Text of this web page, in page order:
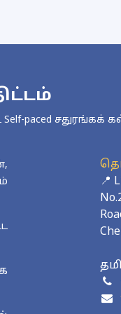
📍
சதுரங்கக்